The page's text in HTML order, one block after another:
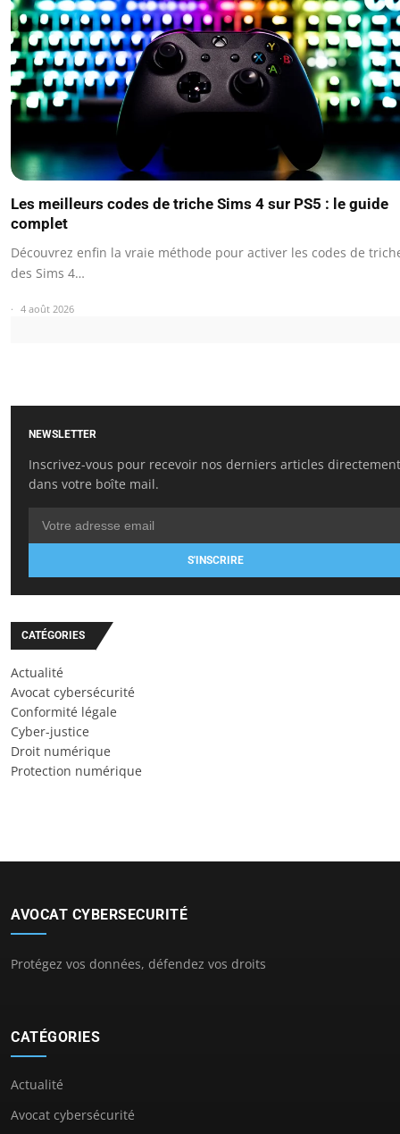
Les meilleurs codes de triche Sims 4 sur PS5 : le guide
complet
Découvrez enfin la vraie méthode pour activer les codes de
des Sims 4…
4 août 2026
NEWSLETTER
Inscrivez-vous pour recevoir nos derniers articles directement
dans votre boîte mail.
S'INSCRIRE
CATÉGORIES
Actualité
Avocat cybersécurité
Conformité légale
Cyber-justice
Droit numérique
Protection numérique
AVOCAT CYBERSECURITÉ
Protégez vos données, défendez vos droits
CATÉGORIES
Actualité
Avocat cybersécurité